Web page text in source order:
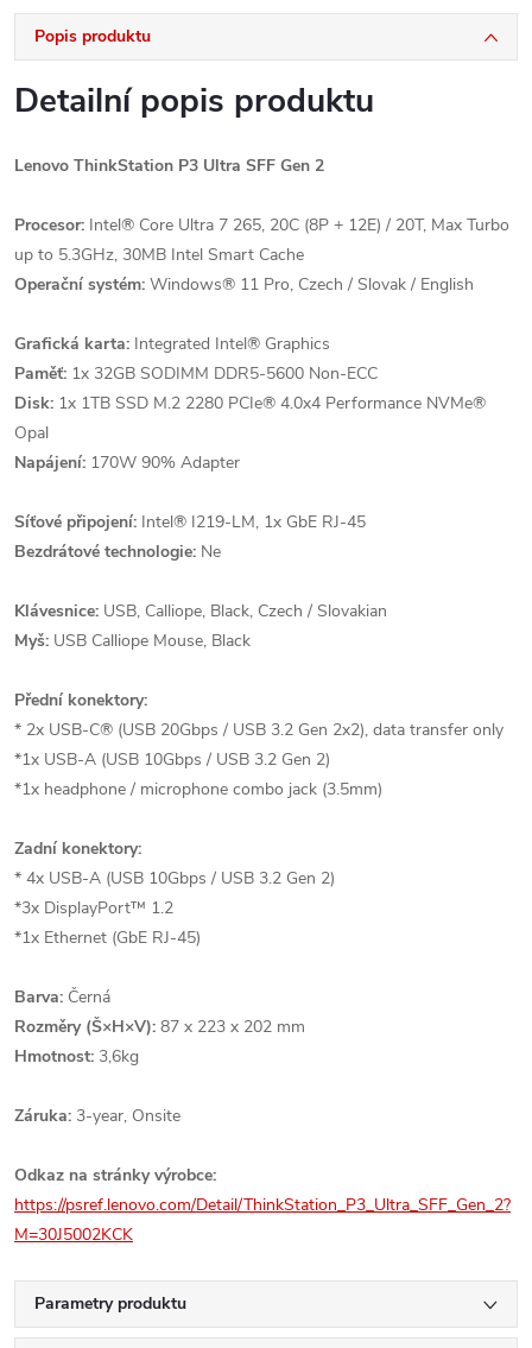
Popis produktu
Detailní popis produktu
Lenovo ThinkStation P3 Ultra SFF Gen 2
Procesor: Intel® Core Ultra 7 265, 20C (8P + 12E) / 20T, Max Turbo
up to 5.3GHz, 30MB Intel Smart Cache
Operační systém: Windows® 11 Pro, Czech / Slovak / English
Grafická karta: Integrated Intel® Graphics
Paměť: 1x 32GB SODIMM DDR5-5600 Non-ECC
Disk: 1x 1TB SSD M.2 2280 PCIe® 4.0x4 Performance NVMe®
Opal
Napájení: 170W 90% Adapter
Síťové připojení: Intel® I219-LM, 1x GbE RJ-45
Bezdrátové technologie: Ne
Klávesnice: USB, Calliope, Black, Czech / Slovakian
Myš: USB Calliope Mouse, Black
Přední konektory:
* 2x USB-C® (USB 20Gbps / USB 3.2 Gen 2x2), data transfer only
*1x USB-A (USB 10Gbps / USB 3.2 Gen 2)
*1x headphone / microphone combo jack (3.5mm)
Zadní konektory:
* 4x USB-A (USB 10Gbps / USB 3.2 Gen 2)
*3x DisplayPort™ 1.2
*1x Ethernet (GbE RJ-45)
Barva: Černá
Rozměry (Š×H×V): 87 x 223 x 202 mm
Hmotnost: 3,6kg
Záruka: 3-year, Onsite
Odkaz na stránky výrobce:
https://psref.lenovo.com/Detail/ThinkStation_P3_Ultra_SFF_Gen_2?
M=30J5002KCK
Parametry produktu